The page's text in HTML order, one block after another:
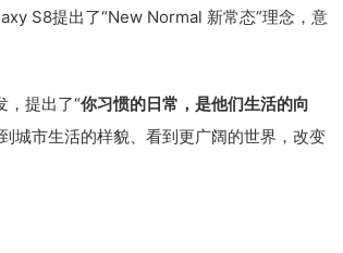
S8提出了“New Normal 新常态”理念，意
，提出了“你习惯的日常，是他们生活的向
城市生活的样貌、看到更广阔的世界，改变